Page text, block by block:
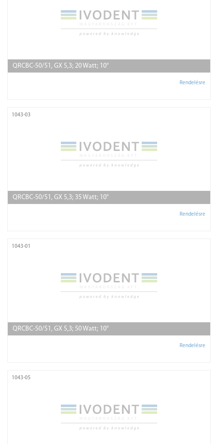
QRCBC-50/51, GX 5,3; 20 Watt; 10°
Rendelésre
1043-03
QRCBC-50/51, GX 5,3; 35 Watt; 10°
Rendelésre
1043-01
QRCBC-50/51, GX 5,3; 50 Watt; 10°
Rendelésre
1043-05